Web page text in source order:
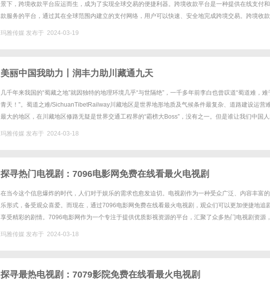
景下，跨境收款平台应运而生，成为了实现全球交易的便捷利器。跨境收款平台是一种提供在线支付
款服务的平台，通过其在全球范围内建立的支付网络，用户可以快速、安全地完成跨境交易。跨境收
玛雅传媒 发布于 2024-03-19
美丽中国我助力丨润丰力助川藏通九天
几千年来我国的“蜀藏之地”就因独特的地理环境几乎“与世隔绝”，一千多年前李白也曾叹道“蜀道难，难
青天！”。蜀道之难/SichuanTibetRailway川藏地区是世界地形地质及气候条件最复杂、道路建设运营
最大的地区，在川藏地区修路无疑是世界交通工程界的“霸榜大Boss”，没有之一。但是谁让我们中国
玛雅传媒 发布于 2024-03-18
探寻热门电视剧：7096电影网免费在线看最火电视剧
在当今这个信息爆炸的时代，人们对于娱乐的需求也愈发迫切。电视剧作为一种受众广泛、内容丰富
乐形式，备受观众喜爱。而现在，通过7096电影网免费在线看最火电视剧，观众们可以更加便捷地追
享受精彩的剧情。7096电影网作为一个专注于提供优质影视资源的平台，汇聚了众多热门电视剧资源
玛雅传媒 发布于 2024-03-18
探寻最热电视剧：7079影院免费在线看最火电视剧